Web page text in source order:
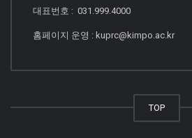
대표번호 : 031.999.4000
홈페이지 운영 : kuprc@kimpo.ac.kr
TOP